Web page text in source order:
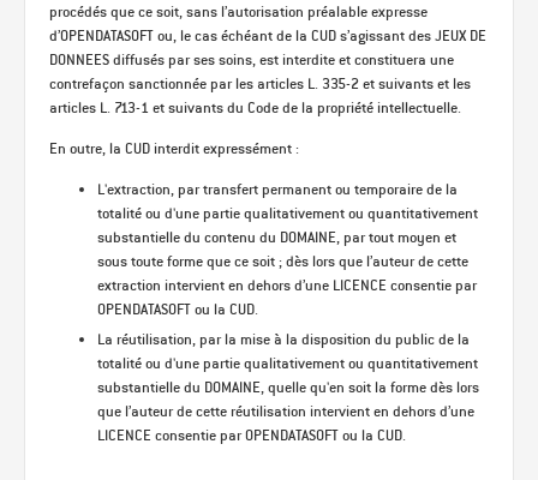
procédés que ce soit, sans l’autorisation préalable expresse
d’OPENDATASOFT ou, le cas échéant de la CUD s’agissant des JEUX DE
DONNEES diffusés par ses soins, est interdite et constituera une
contrefaçon sanctionnée par les articles L. 335-2 et suivants et les
articles L. 713-1 et suivants du Code de la propriété intellectuelle.
En outre, la CUD interdit expressément :
L'extraction, par transfert permanent ou temporaire de la
totalité ou d'une partie qualitativement ou quantitativement
substantielle du contenu du DOMAINE, par tout moyen et
sous toute forme que ce soit ; dès lors que l’auteur de cette
extraction intervient en dehors d’une LICENCE consentie par
OPENDATASOFT ou la CUD.
La réutilisation, par la mise à la disposition du public de la
totalité ou d'une partie qualitativement ou quantitativement
substantielle du DOMAINE, quelle qu'en soit la forme dès lors
que l’auteur de cette réutilisation intervient en dehors d’une
LICENCE consentie par OPENDATASOFT ou la CUD.